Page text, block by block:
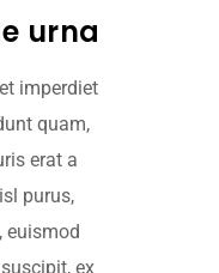
urna
imperdiet
quam,
erat a
purus,
euismod
ex